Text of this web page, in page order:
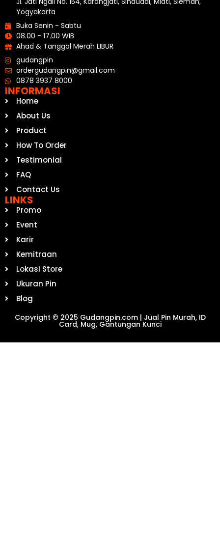
Yogyakarta
Buka Senin - Sabtu
08.00 - 17.00 WIB
Ahad & Tanggal Merah LIBUR
gudangpin
ordergudangpin@gmail.com
0878 3937 8000
INFORMASI
Home
About Us
Product
How To Order
Testimonial
FAQ
Contact Us
LINKS
Promo
Event
Karir
Kemitraan
Lokasi Store
Ukuran Pin
Blog
Copyright © 2025 Gudangpin.com | Jual Pin Murah, ID
Card, Mug, Gantungan Kunci